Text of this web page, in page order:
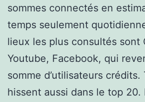
sommes connectés en
temps seulement
lieux les plus consultés sont
Youtube, Facebook, qui
somme d’utilisateurs
hissent aussi dans le top 20.